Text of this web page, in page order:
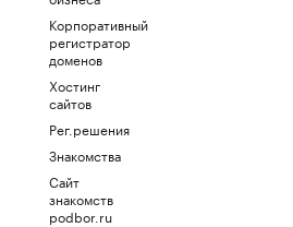
Корпоративный
регистратор
доменов
Хостинг
сайтов
Рег.решения
Знакомства
Сайт
знакомств
podbor.ru